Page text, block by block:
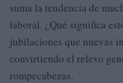
suma la tendencia de
laboral. ¿Qué significa
jubilaciones que nuevas
convirtiendo el relevo
rompecabezas.